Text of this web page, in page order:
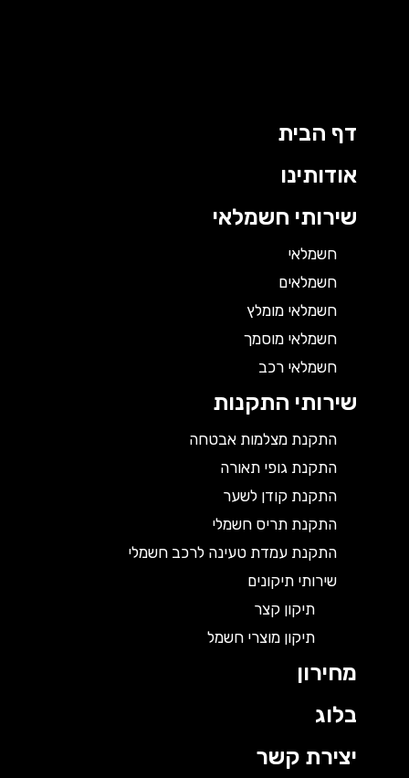
דף הבית
אודותינו
שירותי חשמלאי
חשמלאי
חשמלאים
חשמלאי מומלץ
חשמלאי מוסמך
חשמלאי רכב
שירותי התקנות
התקנת מצלמות אבטחה
התקנת גופי תאורה
התקנת קודן לשער
התקנת תריס חשמלי
התקנת עמדת טעינה לרכב חשמלי
שירותי תיקונים
תיקון קצר
תיקון מוצרי חשמל
מחירון
בלוג
יצירת קשר